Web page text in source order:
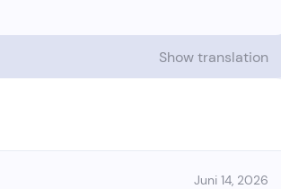
Show translation
Juni 14, 2026